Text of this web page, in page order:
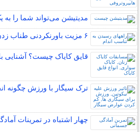
مدیتیشن می‌تواند شما را به
۶ مزیت باورنکردنی طناب زدن، برای بدن!
قایق کایاک چیست؟ آشنایی
ترک سیگار با ورزش چگونه
چهار اشتباه در تمرینات